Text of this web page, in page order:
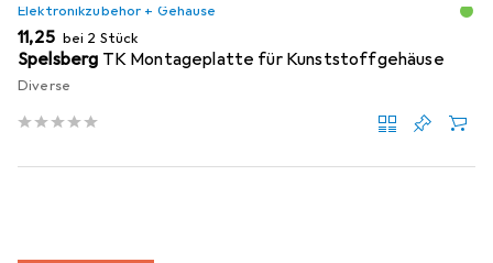
Elektronikzubehör + Gehäuse
EUR
11,25 bei 2 Stück
Spelsberg TK Montageplatte für Kunststoffgehäuse
Diverse